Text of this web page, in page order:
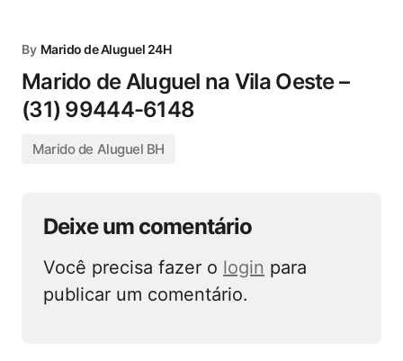
By Marido de Aluguel 24H
Marido de Aluguel na Vila Oeste –
(31) 99444-6148
Marido de Aluguel BH
Deixe um comentário
Você precisa fazer o login para
publicar um comentário.